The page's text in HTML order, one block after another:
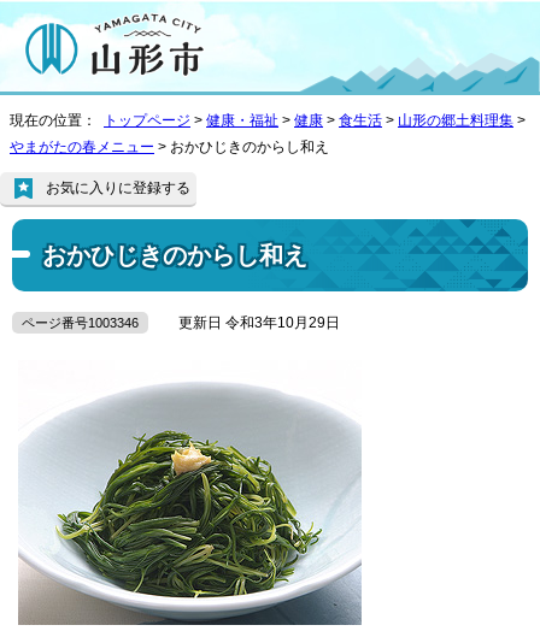
現在の位置： トップページ > 健康・福祉 > 健康 > 食生活 > 山形の郷土料理集 >
やまがたの春メニュー > おかひじきのからし和え
おかひじきのからし和え
お気に入りに登録する
ページ番号1003346 更新日 令和3年10月29日